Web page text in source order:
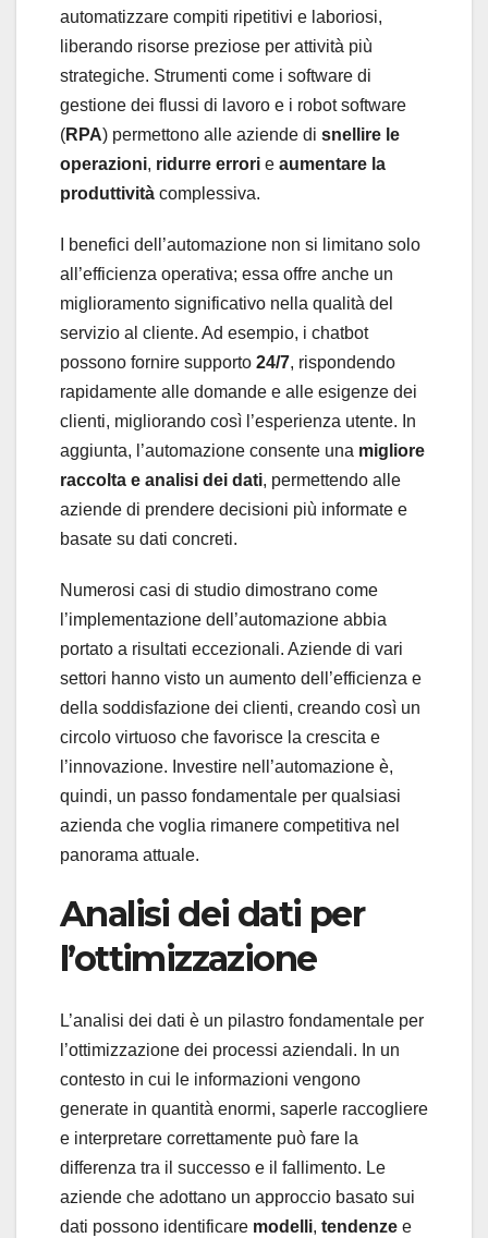
automatizzare compiti ripetitivi e laboriosi,
liberando risorse preziose per attività più
strategiche. Strumenti come i software di
gestione dei flussi di lavoro e i robot software
(RPA) permettono alle aziende di snellire le
operazioni, ridurre errori e aumentare la
produttività complessiva.
I benefici dell’automazione non si limitano solo
all’efficienza operativa; essa offre anche un
miglioramento significativo nella qualità del
servizio al cliente. Ad esempio, i chatbot
possono fornire supporto 24/7, rispondendo
rapidamente alle domande e alle esigenze dei
clienti, migliorando così l’esperienza utente. In
aggiunta, l’automazione consente una migliore
raccolta e analisi dei dati, permettendo alle
aziende di prendere decisioni più informate e
basate su dati concreti.
Numerosi casi di studio dimostrano come
l’implementazione dell’automazione abbia
portato a risultati eccezionali. Aziende di vari
settori hanno visto un aumento dell’efficienza e
della soddisfazione dei clienti, creando così un
circolo virtuoso che favorisce la crescita e
l’innovazione. Investire nell’automazione è,
quindi, un passo fondamentale per qualsiasi
azienda che voglia rimanere competitiva nel
panorama attuale.
Analisi dei dati per
l’ottimizzazione
L’analisi dei dati è un pilastro fondamentale per
l’ottimizzazione dei processi aziendali. In un
contesto in cui le informazioni vengono
generate in quantità enormi, saperle raccogliere
e interpretare correttamente può fare la
differenza tra il successo e il fallimento. Le
aziende che adottano un approccio basato sui
dati possono identificare modelli, tendenze e